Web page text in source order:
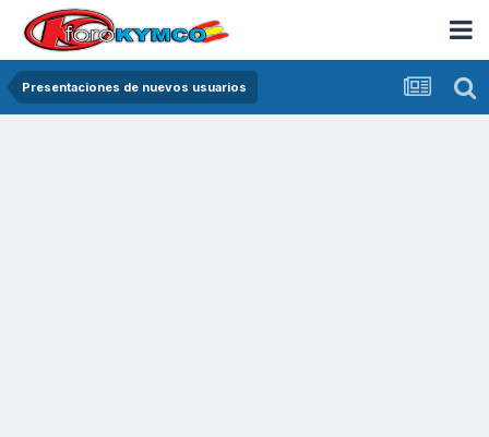
Presentaciones de nuevos usuarios